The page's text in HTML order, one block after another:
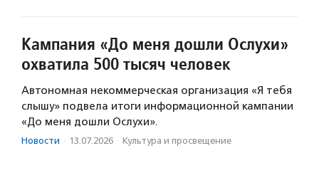
Кампания «До меня дошли Ослухи»
охватила 500 тысяч человек
Автономная некоммерческая организация «Я тебя
слышу» подвела итоги информационной кампании
«До меня дошли Ослухи».
Новости · 13.07.2026 · Культура и просвещение